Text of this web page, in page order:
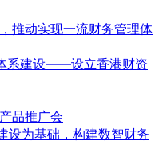
推动实现一流财务管理体
系建设——设立香港财资
品推广会
设为基础，构建数智财务